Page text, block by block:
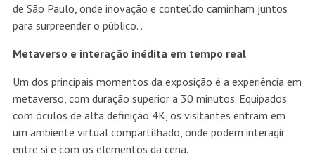
de São Paulo, onde inovação e conteúdo caminham juntos
para surpreender o público.”.
Metaverso e interação inédita em tempo real
Um dos principais momentos da exposição é a experiência em
metaverso, com duração superior a 30 minutos. Equipados
com óculos de alta definição 4K, os visitantes entram em
um ambiente virtual compartilhado, onde podem interagir
entre si e com os elementos da cena.